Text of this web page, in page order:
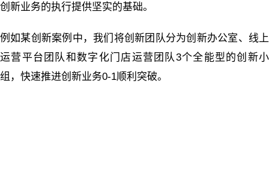
创新业务的执行提供坚实的基础。
例如某创新案例中，我们将创新团队分为创新办公室、线上
运营平台团队和数字化门店运营团队3个全能型的创新小
组，快速推进创新业务0-1顺利突破。